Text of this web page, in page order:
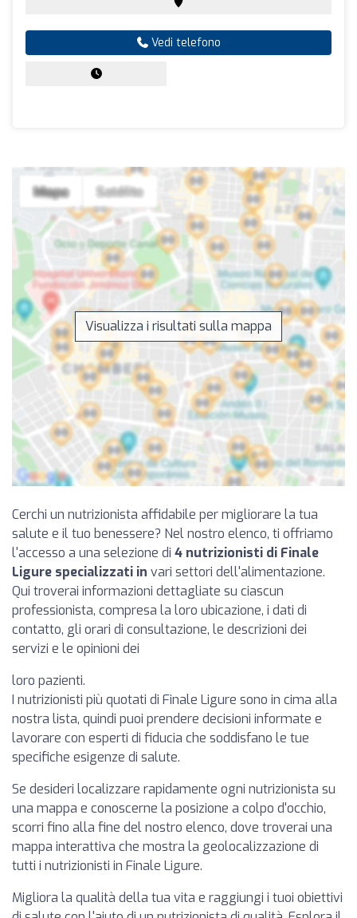
Vedi telefono
Visualizza i risultati sulla mappa
Cerchi un nutrizionista affidabile per migliorare la tua
salute e il tuo benessere? Nel nostro elenco, ti offriamo
l'accesso a una selezione di 4 nutrizionisti di Finale
Ligure specializzati in vari settori dell'alimentazione.
Qui troverai informazioni dettagliate su ciascun
professionista, compresa la loro ubicazione, i dati di
contatto, gli orari di consultazione, le descrizioni dei
servizi e le opinioni dei
loro pazienti.
I nutrizionisti più quotati di Finale Ligure sono in cima alla
nostra lista, quindi puoi prendere decisioni informate e
lavorare con esperti di fiducia che soddisfano le tue
specifiche esigenze di salute.
Se desideri localizzare rapidamente ogni nutrizionista su
una mappa e conoscerne la posizione a colpo d'occhio,
scorri fino alla fine del nostro elenco, dove troverai una
mappa interattiva che mostra la geolocalizzazione di
tutti i nutrizionisti in Finale Ligure.
Migliora la qualità della tua vita e raggiungi i tuoi obiettivi